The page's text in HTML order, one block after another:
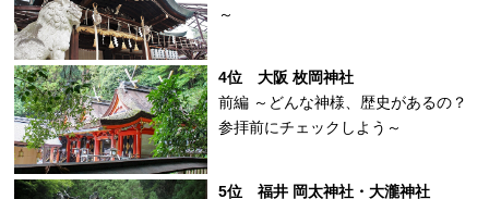
～
4位 大阪 枚岡神社
前編 ～どんな神様、歴史があるの？
参拝前にチェックしよう～
5位 福井 岡太神社・大瀧神社